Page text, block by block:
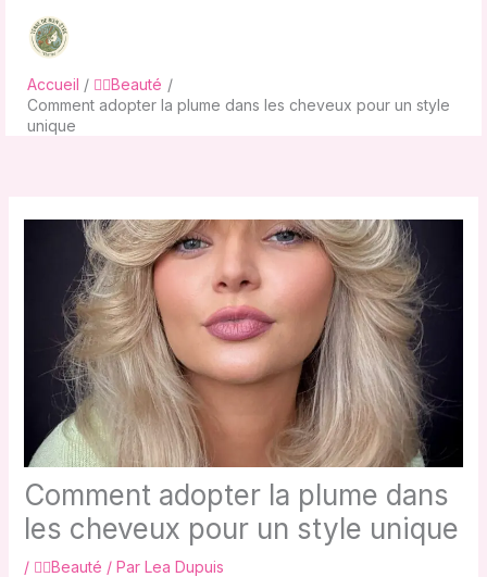
contenu
Accueil
💇‍♀️Beauté
Comment adopter la plume dans les cheveux pour un style
unique
Comment adopter la plume dans
les cheveux pour un style unique
/ 💇‍♀️Beauté / Par Lea Dupuis